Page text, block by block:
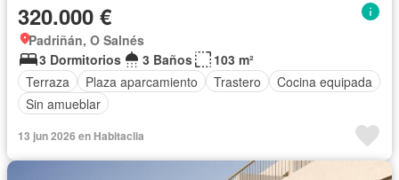
320.000 €
Padriñán, O Salnés
3 Dormitorios
3 Baños
103 m²
Terraza
Plaza aparcamiento Trastero
Cocina equipada
Sin amueblar
13 jun 2026 en Habitaclia